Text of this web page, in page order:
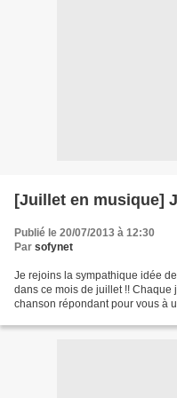
[Juillet en musique]
Publié le 20/07/2013 à 12:30
Par sofynet
Je rejoins la sympathique idée
dans ce mois de juillet !! Chaque
chanson répondant pour vous à